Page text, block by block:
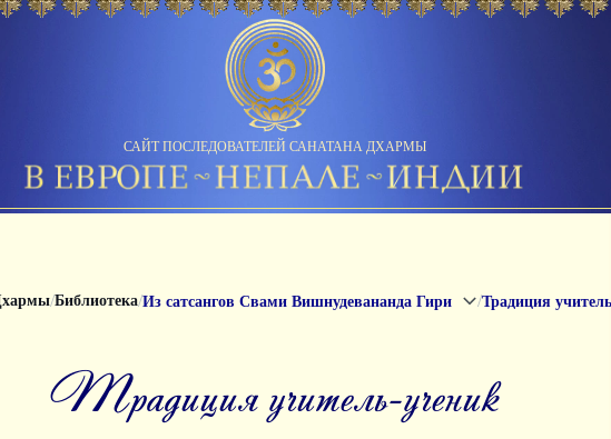
САЙТ ПОСЛЕДОВАТЕЛЕЙ САНАТАНА ДХАРМЫ
/Библиотека/Из сатсангов Свами Вишнудевананда Гири /Традиция
Традиция учитель-ученик